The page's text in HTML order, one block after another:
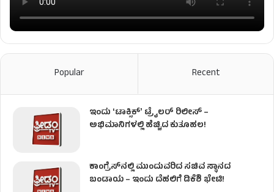
Popular Recent
ಇಂದು ʻಟಾಕ್ಸಿಕ್ʼ ಟ್ರೈಲರ್ ರಿಲೀಸ್‌ –
ಅಭಿಮಾನಿಗಳಲ್ಲಿ ಹೆಚ್ಚಿದ ಕುತೂಹಲ!
ಕಾಂಗ್ರೆಸ್​ನಲ್ಲಿ ಮುಂದುವರಿದ ಸಚಿವ ಸ್ಥಾನದ
ಬಂಡಾಯ – ಇಂದು ದೆಹಲಿಗೆ ಡಿಕೆಶಿ ಭೇಟಿ!